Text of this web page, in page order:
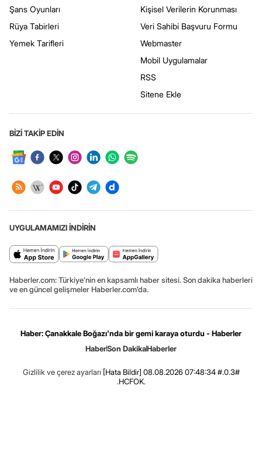
Şans Oyunları
Rüya Tabirleri
Yemek Tarifleri
Kişisel Verilerin Korunması
Veri Sahibi Başvuru Formu
Webmaster
Mobil Uygulamalar
RSS
Sitene Ekle
BİZİ TAKİP EDİN
UYGULAMAMIZI İNDİRİN
Haberler.com: Türkiye’nin en kapsamlı haber sitesi. Son dakika haberleri
ve en güncel gelişmeler Haberler.com’da.
Haber: Çanakkale Boğazı'nda bir gemi karaya oturdu - Haberler
HaberSon DakikaHaberler
Gizlilik ve çerez ayarları [Hata Bildir] 08.08.2026 07:48:34 #.0.3#
.HCFOK.